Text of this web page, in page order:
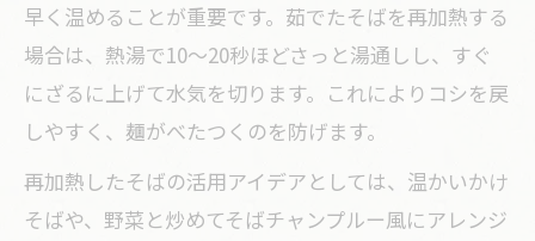
早く温めることが重要です。茹でたそばを再加熱する
場合は、熱湯で10〜20秒ほどさっと湯通しし、すぐ
にざるに上げて水気を切ります。これによりコシを戻
しやすく、麺がべたつくのを防げます。
再加熱したそばの活用アイデアとしては、温かいかけ
そばや、野菜と炒めてそばチャンプルー風にアレンジ